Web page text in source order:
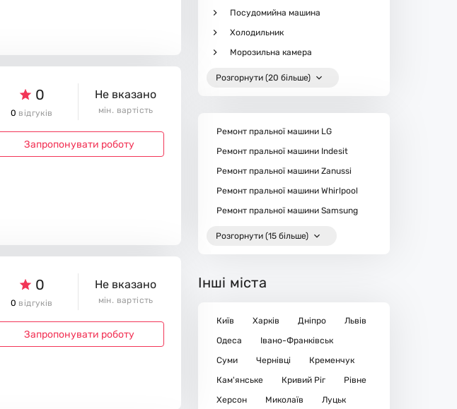
Посудомийна машина
Холодильник
Морозильна камера
Розгорнути (20 більше)
Ремонт пральної машини LG
Ремонт пральної машини Indesit
Ремонт пральної машини Zanussi
Ремонт пральної машини Whirlpool
Ремонт пральної машини Samsung
Розгорнути (15 більше)
Інші міста
Київ Харків Дніпро
Львів
Одеса
Івано-Франківськ
Суми
Чернівці
Кременчук
Кам'янське
Кривий Ріг
Рівне
Херсон
Миколаїв
Луцьк
0
0 відгуків
Не вказано
мін. вартість
Запропонувати роботу
0
0 відгуків
Не вказано
мін. вартість
Запропонувати роботу